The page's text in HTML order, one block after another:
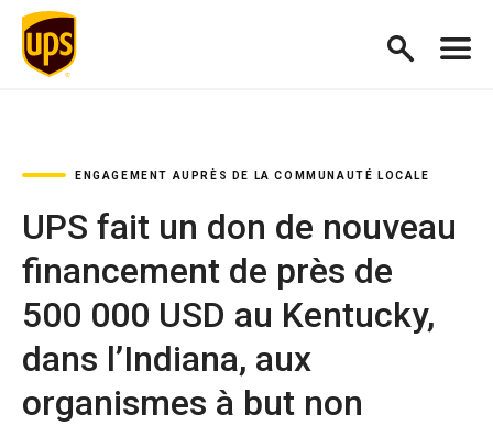
ENGAGEMENT AUPRÈS DE LA COMMUNAUTÉ LOCALE
UPS fait un don de nouveau
financement de près de
500 000 USD au Kentucky,
dans l’Indiana, aux
organismes à but non